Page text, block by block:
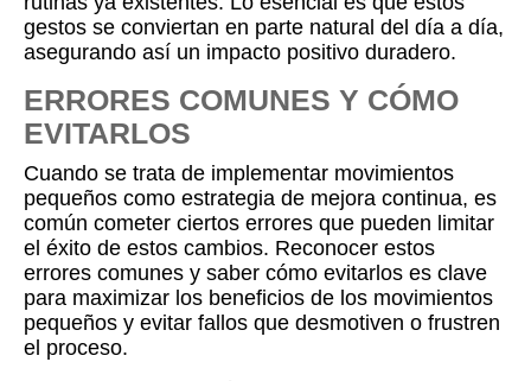
gestos se conviertan en parte natural del día a día,
asegurando así un impacto positivo duradero.
ERRORES COMUNES Y CÓMO
EVITARLOS
Cuando se trata de implementar movimientos
pequeños como estrategia de mejora continua, es
común cometer ciertos errores que pueden limitar
el éxito de estos cambios. Reconocer estos
errores comunes y saber cómo evitarlos es clave
para maximizar los beneficios de los movimientos
pequeños y evitar fallos que desmotiven o frustren
el proceso.